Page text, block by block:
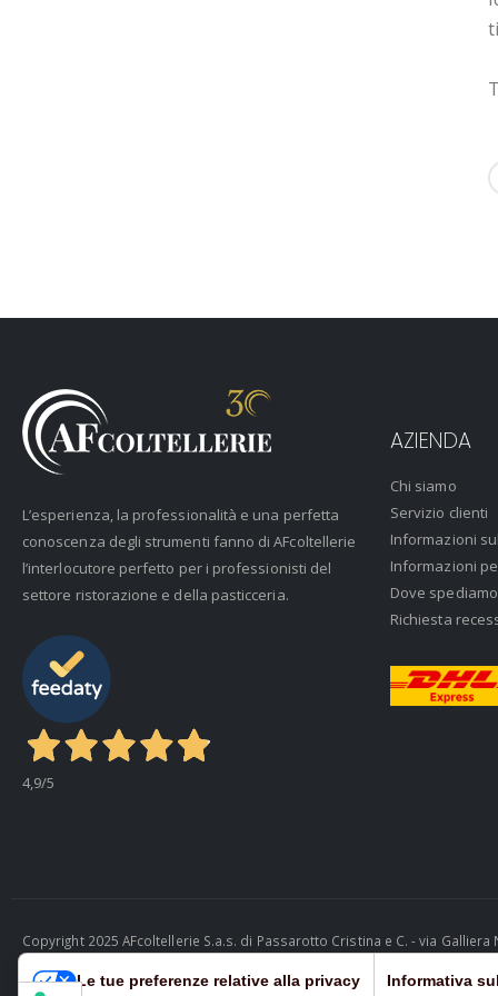
L’esperienza, la professionalità e una perfetta
conoscenza degli strumenti fanno di AFcoltellerie
l’interlocutore perfetto per i professionisti del
settore ristorazione e della pasticceria.
4,9/5
AZIENDA
Chi siamo
Servizio clienti
Informazioni
Informazioni
Dove spediamo
Richiesta
Copyright 2025 AFcoltellerie S.a.s. di Passarotto Cristina e C. - via
Cosmobile Srl
Le tue preferenze relative alla privacy Informativa